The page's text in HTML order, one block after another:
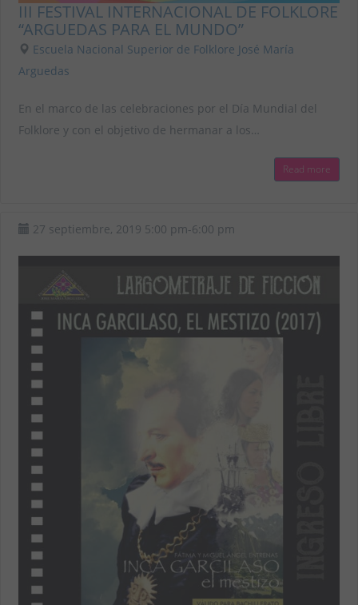
III FESTIVAL INTERNACIONAL DE FOLKLORE
“ARGUEDAS PARA EL MUNDO”
Escuela Nacional Superior de Folklore José María
Arguedas
En el marco de las celebraciones por el Día Mundial del
Folklore y con el objetivo de hermanar a los…
Read more
27 septiembre, 2019 5:00 pm-6:00 pm